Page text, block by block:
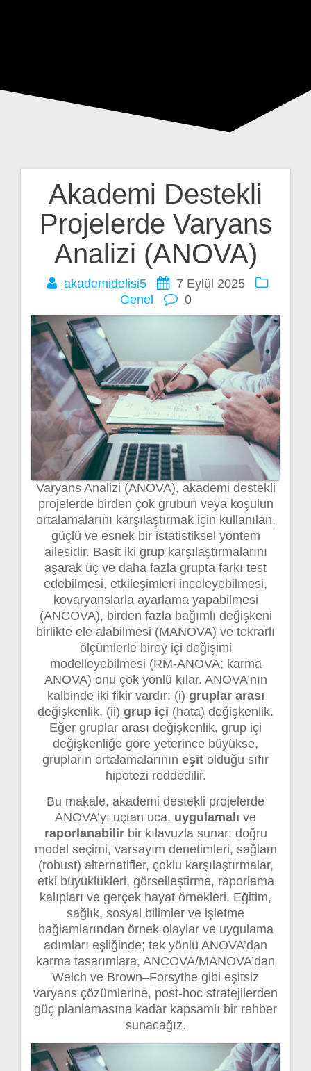
Akademi Destekli
Projelerde Varyans
Analizi (ANOVA)
akademidelisi5
7 Eylül 2025
Genel
0
Varyans Analizi (ANOVA), akademi destekli
projelerde birden çok grubun veya koşulun
ortalamalarını karşılaştırmak için kullanılan,
güçlü ve esnek bir istatistiksel yöntem
ailesidir. Basit iki grup karşılaştırmalarını
aşarak üç ve daha fazla grupta farkı test
edebilmesi, etkileşimleri inceleyebilmesi,
kovaryanslarla ayarlama yapabilmesi
(ANCOVA), birden fazla bağımlı değişkeni
birlikte ele alabilmesi (MANOVA) ve tekrarlı
ölçümlerle birey içi değişimi
modelleyebilmesi (RM-ANOVA; karma
ANOVA) onu çok yönlü kılar. ANOVA’nın
kalbinde iki fikir vardır: (i) gruplar arası
değişkenlik, (ii) grup içi (hata) değişkenlik.
Eğer gruplar arası değişkenlik, grup içi
değişkenliğe göre yeterince büyükse,
grupların ortalamalarının eşit olduğu sıfır
hipotezi reddedilir.
Bu makale, akademi destekli projelerde
ANOVA’yı uçtan uca, uygulamalı ve
raporlanabilirbir kılavuzla sunar: doğru
model seçimi, varsayım denetimleri, sağlam
(robust) alternatifler, çoklu karşılaştırmalar,
etki büyüklükleri, görselleştirme, raporlama
kalıpları ve gerçek hayat örnekleri. Eğitim,
sağlık, sosyal bilimler ve işletme
bağlamlarından örnek olaylar ve uygulama
adımları eşliğinde; tek yönlü ANOVA’dan
karma tasarımlara, ANCOVA/MANOVA’dan
Welch ve Brown–Forsythe gibi eşitsiz
varyans çözümlerine, post-hoc stratejilerden
güç planlamasına kadar kapsamlı bir rehber
sunacağız.
Yazı
gezinmesi